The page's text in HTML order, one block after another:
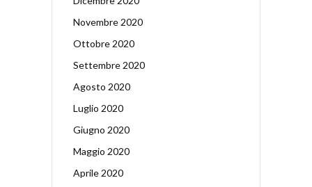
Novembre 2020
Ottobre 2020
Settembre 2020
Agosto 2020
Luglio 2020
Giugno 2020
Maggio 2020
Aprile 2020